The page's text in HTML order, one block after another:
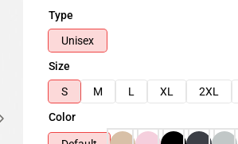
Type
Unisex
Size
S
M L XL 2XL
Color